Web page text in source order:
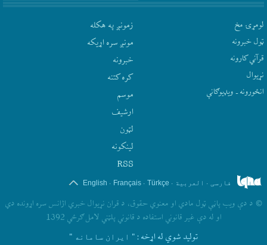
لومړۍ مخ
ټول خبرونه
قرآني کارونه
نړيوال
انځورونه ـ ویډیوګانې
زمونږ په هکله
مونږ سره اړيکه
‫خبرونه
کره کتنه
موسم
ارشيف
لټون
لينکونه
RSS
فارسی . العربیة .
Türkçe
.
Français
.
English
© د دې ويب پاڼې ټول مادي او معنوي حقوق، د قران نړيوال خبري اژانس سره اړونده دي
او له دې غير قانوني استفاده د قانوني پلټني لامل ګرځي 1392
تولید شوي له اړخه : " ایران سامانه "